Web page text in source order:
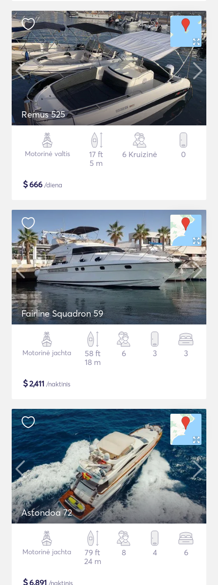
Remus 525
Motorinė valtis
17 ft
5 m
6 Kruizinė 0
$666 /diena
Fairline Squadron 59
Motorinė jachta
58 ft
18 m
6 3 3
$2,411 /naktinis
Astondoa 72
Motorinė jachta
79 ft
24 m
8 4 6
$6,891 /naktinis